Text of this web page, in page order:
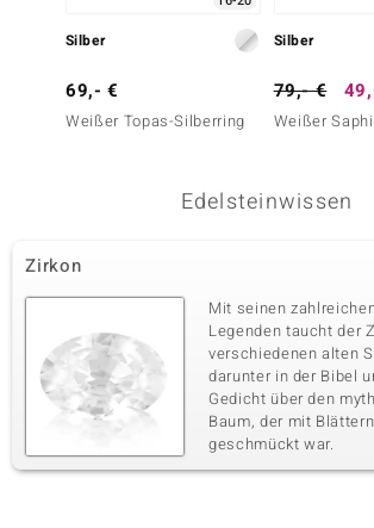
Vierter Edelstein
Edelsteinvarietät
Zirkon
Anzahl und Größe
4 à 1 mm
Silber
69,- €
Weißer Topas-Silberring
Silber
79,- €
Weißer
Edelsteinwissen
Zirkon
Mit seinen
Legenden taucht der
verschiedenen alten
darunter in der Bibel
Gedicht über den
Baum, der mit
geschmückt war.